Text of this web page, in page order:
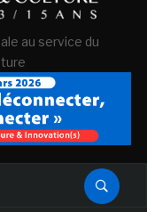
au service du